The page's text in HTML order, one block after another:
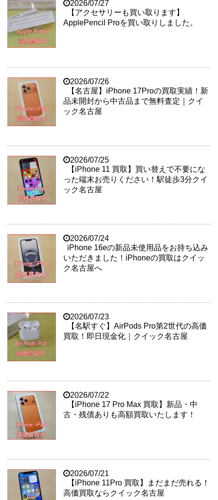
2026/07/27
【アクセサリーも買い取ります】
ApplePencil Proを買い取りしました。
2026/07/26
【名古屋】iPhone 17Proの買取実績！新
品未開封から中古品まで無料査定｜クイ
ック名古屋
2026/07/25
【iPhone 11 買取】買い替えで不要にな
った端末お売りください！駅徒歩3分クイ
ック名古屋
2026/07/24
iPhone 16eの新品未使用品をお持ち込み
いただきました！iPhoneの買取はクイッ
ク名古屋へ
2026/07/23
【名駅すぐ】AirPods Pro第2世代の高価
買取！即日現金化｜クイック名古屋
2026/07/22
【iPhone 17 Pro Max 買取】新品・中
古・残債ありも高額買取いたします！
2026/07/21
【iPhone 11Pro 買取】まだまだ売れる！
高価買取ならクイック名古屋